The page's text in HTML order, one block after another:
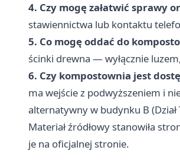
4. Czy mogę załatwić sprawy
stawiennictwa lub kontaktu
5. Co mogę oddać do
ścinki drewna — wyłącznie
6. Czy kompostownia jest
ma wejście z podwyższeniem i
alternatywny w budynku B (Dział
Materiał źródłowy stanowiła
je na oficjalnej stronie.